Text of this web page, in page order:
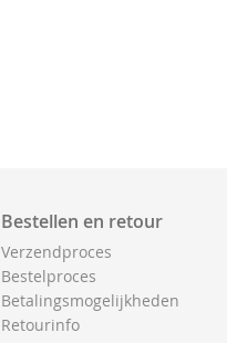
Bestellen en retour
Verzendproces
Bestelproces
Betalingsmogelijkheden
Retourinfo